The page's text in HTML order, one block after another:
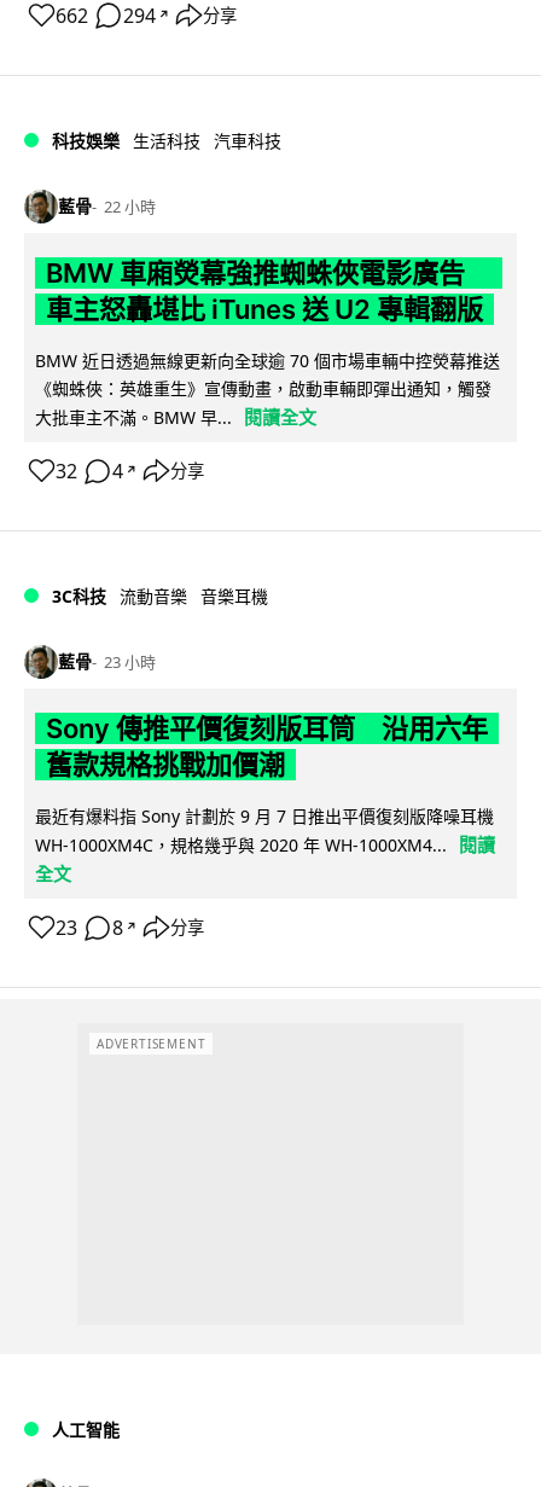
662 294 ↗ 分享
科技娛樂 生活科技 汽車科技
藍骨 22 小時
BMW 車廂熒幕強推蜘蛛俠電影廣告
車主怒轟堪比 iTunes 送 U2 專輯翻版
BMW 近日透過無線更新向全球逾 70 個市場車輛中控熒幕推送
《蜘蛛俠：英雄重生》宣傳動畫，啟動車輛即彈出通知，觸發
大批車主不滿。BMW 早...
閱讀全文
32 4 ↗ 分享
3C科技 流動音樂 音樂耳機
藍骨 23 小時
Sony 傳推平價復刻版耳筒 沿用六年
舊款規格挑戰加價潮
最近有爆料指 Sony 計劃於 9 月 7 日推出平價復刻版降噪耳機
WH-1000XM4C，規格幾乎與 2020 年 WH-1000XM4...
閱讀
全文
23 8 ↗ 分享
ADVERTISEMENT
人工智能